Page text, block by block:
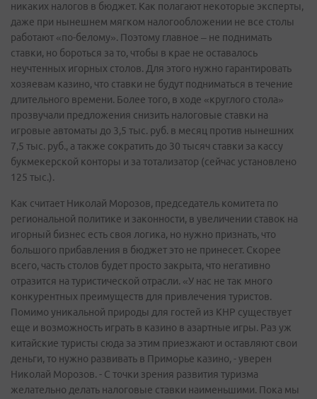
никаких налогов в бюджет. Как полагают некоторые эксперты,
даже при нынешнем мягком налогообложении не все столы
работают «по-белому». Поэтому главное – не поднимать
ставки, но бороться за то, чтобы в крае не оставалось
неучтенных игорных столов. Для этого нужно гарантировать
хозяевам казино, что ставки не будут подниматься в течение
длительного времени. Более того, в ходе «круглого стола»
прозвучали предложения снизить налоговые ставки на
игровые автоматы до 3,5 тыс. руб. в месяц против нынешних
7,5 тыс. руб., а также сократить до 30 тысяч ставки за кассу
букмекерской конторы и за тотализатор (сейчас установлено
125 тыс.).
Как считает Николай Морозов, председатель комитета по
региональной политике и законности, в увеличении ставок на
игорный бизнес есть своя логика, но нужно признать, что
большого прибавления в бюджет это не принесет. Скорее
всего, часть столов будет просто закрыта, что негативно
отразится на туристической отрасли. «У нас не так много
конкурентных преимуществ для привлечения туристов.
Помимо уникальной природы для гостей из КНР существует
еще и возможность играть в казино в азартные игры. Раз уж
китайские туристы сюда за этим приезжают и оставляют свои
деньги, то нужно развивать в Приморье казино, - уверен
Николай Морозов. - С точки зрения развития туризма
желательно делать налоговые ставки наименьшими. Пока мы